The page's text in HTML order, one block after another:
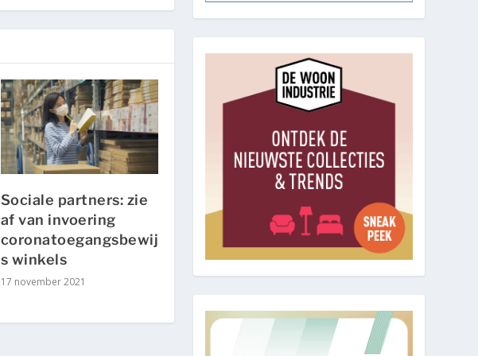
Sociale partners: zie
af van invoering
coronatoegangsbewij
s winkels
17 november 2021